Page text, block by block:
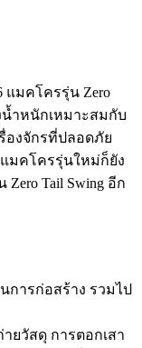
แมคโครรุ่น Zero
น้ำหนักเหมาะสมกับ
องจักรที่ปลอดภัย
มคโครรุ่นใหม่ก็ยัง
Tail Swing อีก
ารก่อสร้าง รวมไป
ยวัสดุ การตอกเสา